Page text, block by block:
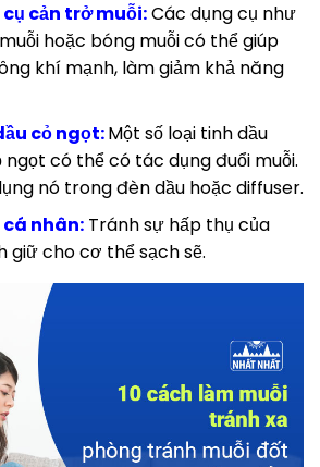
cản trở muỗi:Các dụng cụ như
hoặc bóng muỗi có thể giúp
khí mạnh, làm giảm khả năng
cỏ ngọt:Một số loại tinh dầu
ngọt có thể có tác dụng đuổi muỗi.
nó trong đèn dầu hoặc diffuser.
cá nhân:Tránh sự hấp thụ của
giữ cho cơ thể sạch sẽ.